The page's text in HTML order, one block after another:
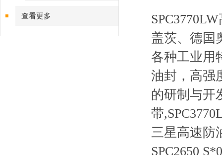
查看更多
盖茨、德国
各种工业用
油封，高强
的研制与开
带
三星高速防
SPC2650